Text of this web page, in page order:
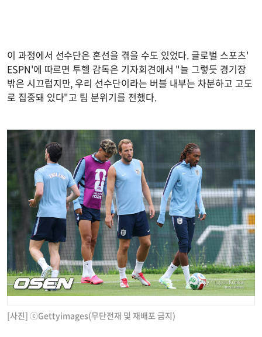
이 과정에서 선수단은 혼선을 겪을 수도 있었다. 글로벌 스포츠'
ESPN'에 따르면 투헬 감독은 기자회견에서 "늘 그렇듯 경기장
밖은 시끄럽지만, 우리 선수단이라는 버블 내부는 차분하고 고도
로 집중돼 있다"고 팀 분위기를 전했다.
[사진] ⓒGettyimages(무단전재 및 재배포 금지)